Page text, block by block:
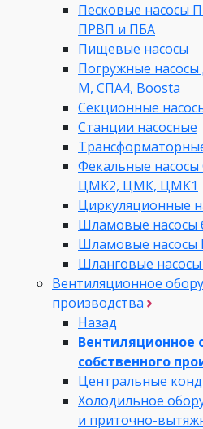
Песковые насосы
ПРВП и ПБА
Пищевые насосы
Погружные
М, СПА4, Boosta
Секционные
Станции насосные
Фекальные
ЦМК2, ЦМК, ЦМК1
Циркуляционные
Шламовые насосы
Шламовые
Шланговые
Вентиляционное
производства
Назад
Вентиляционное
собственного
Центральные
Холодильное
и приточно-